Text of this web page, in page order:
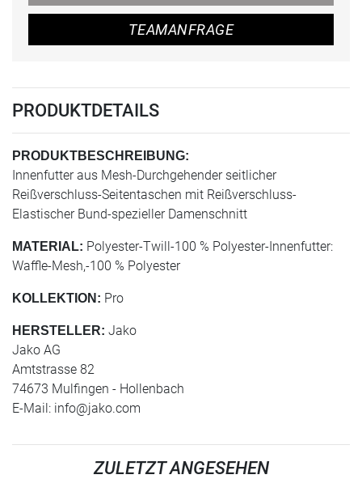
TEAMANFRAGE
PRODUKTDETAILS
PRODUKTBESCHREIBUNG:
Innenfutter aus Mesh-Durchgehender seitlicher
Reißverschluss-Seitentaschen mit Reißverschluss-
Elastischer Bund-spezieller Damenschnitt
MATERIAL: Polyester-Twill-100 % Polyester-Innenfutter:
Waffle-Mesh,-100 % Polyester
KOLLEKTION: Pro
HERSTELLER: Jako
Jako AG
Amtstrasse 82
74673 Mulfingen - Hollenbach
E-Mail: info@jako.com
ZULETZT ANGESEHEN